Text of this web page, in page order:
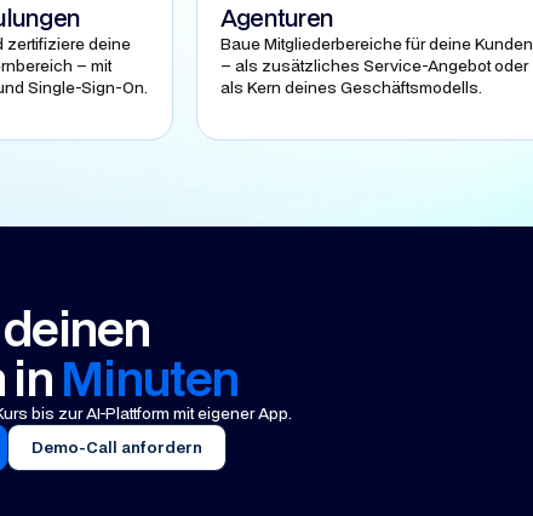
zertifiziere deine
– mit
Single-Sign-On.
Agenturen
Baue Mitgliederbereiche für deine Kunden
– als zusätzliches Service-Angebot oder
als Kern deines Geschäftsmodells.
inMinuten
bis zur AI-Plattform mit eigener App.
Demo-Call anfordern